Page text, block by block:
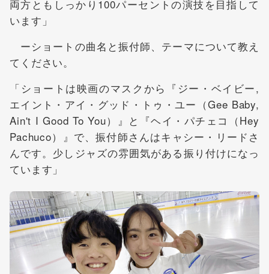
両方ともしっかり100パーセントの演技を目指して
います」
ーショートの曲名と振付師、テーマについて教え
てください。
「ショートは映画のマスクから『ジー・ベイビー,
エイント・アイ・グッド・トゥ・ユー（Gee Baby,
Ain't I Good To You）』と『ヘイ・パチェコ（Hey
Pachuco）』で、振付師さんはキャシー・リードさ
んです。少しジャズの雰囲気がある振り付けになっ
ています」